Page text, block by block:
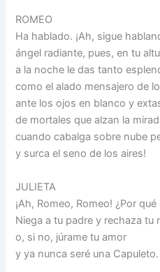
ROMEO
Ha hablado. ¡Ah, sigue
ángel radiante, pues, en tu
a la noche le das tanto
como el alado mensajero de
ante los ojos en blanco y
de mortales que alzan la
cuando cabalga sobre nube
y surca el seno de los aires!
JULIETA
¡Ah, Romeo, Romeo! ¿Por
Niega a tu padre y rechaza tu
o, si no, júrame tu amor
y ya nunca seré una Capuleto.